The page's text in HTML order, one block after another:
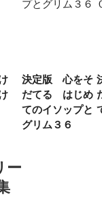
決定版 心をそ
だてる はじめ
てのイソップと
グリム３６
ー